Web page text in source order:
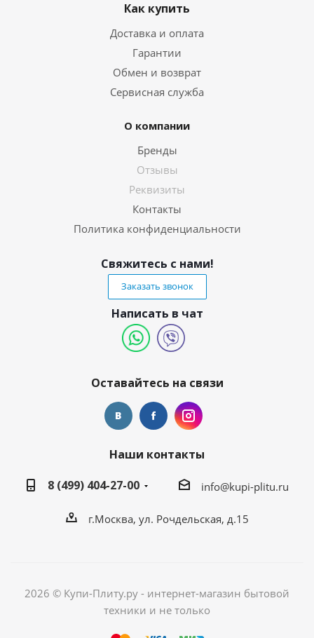
Как купить
Доставка и оплата
Гарантии
Обмен и возврат
Сервисная служба
О компании
Бренды
Отзывы
Реквизиты
Контакты
Политика конфиденциальности
Свяжитесь с нами!
Заказать звонок
Написать в чат
Оставайтесь на связи
Наши контакты
8 (499) 404-27-00
info@kupi-plitu.ru
г.Москва, ул. Рочдельская, д.15
2026 © Купи-Плиту.ру - интернет-магазин бытовой
техники и не только